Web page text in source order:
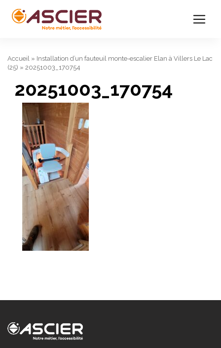
Accueil » Installation d’un fauteuil monte-escalier Elan à Villers Le Lac
(25) » 20251003_170754
20251003_170754